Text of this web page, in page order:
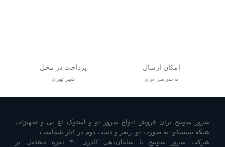
امکان ارسال
به سراسر ایران
پرداخت در محل
شهر تهران
سرور سوییچ برای فروش انواع سرور نو و استوک اچ پی و تجهیزات
شبکه سیسکو، به صورت نو، ریفر و دست دوم در کنار شماست.
شرکت سرور سوییچ با سامان‌دهی کادری ۳۰ نفره مشتمل بر